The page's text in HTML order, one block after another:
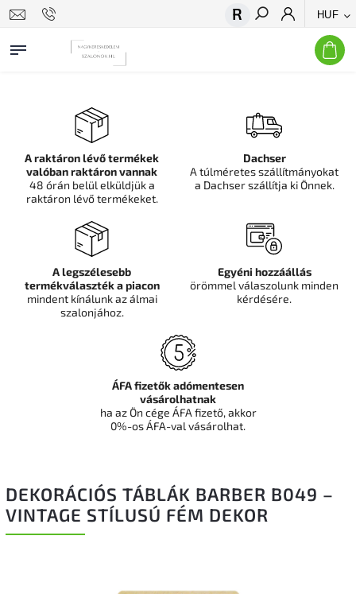
HUF
Keresés
DEKORÁCIÓS TÁBLÁK BARBER B049 –
VINTAGE STÍLUSÚ FÉM DEKOR
A raktáron lévő termékek
valóban raktáron vannak
48 órán belül elküldjük a
raktáron lévő termékeket.
Dachser
A túlméretes szállítmányokat
a Dachser szállítja ki Önnek.
A legszélesebb
termékválaszték a piacon
mindent kínálunk az álmai
szalonjához.
Egyéni hozzáállás
örömmel válaszolunk minden
kérdésére.
ÁFA fizetők adómentesen
vásárolhatnak
ha az Ön cége ÁFA fizető, akkor
0%-os ÁFA-val vásárolhat.